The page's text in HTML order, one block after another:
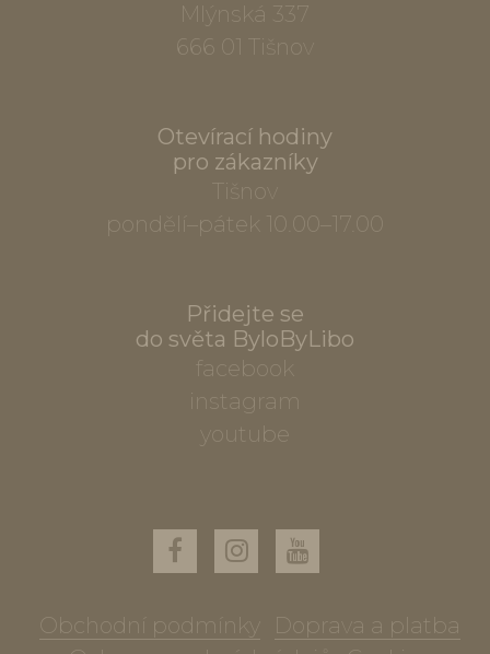
Mlýnská 337
666 01 Tišnov
Otevírací hodiny
pro zákazníky
Tišnov
pondělí–pátek 10.00–17.00
Přidejte se
do světa ByloByLibo
facebook
instagram
youtube
Obchodní podmínky
Doprava a platba